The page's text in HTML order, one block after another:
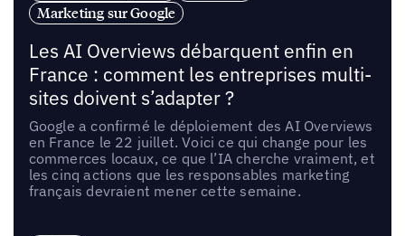
Marketing sur Google
Les AI Overviews débarquent enfin en
France : comment les entreprises multi-
sites doivent s’adapter ?
Google a confirmé le déploiement des AI Overviews
en France le 22 juillet. Voici ce qui change pour les
commerces locaux, ce que l’IA cherche vraiment, et
les cinq actions que les responsables marketing
français devraient mener cette semaine.